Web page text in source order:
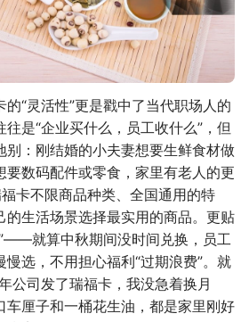
“灵活性”更是戳中了当代职场人的
是“企业买什么，员工收什么”，但
别：刚结婚的小夫妻想要生鲜食材做
要数码配件或零食，家里有老人的更
卡不限商品种类、全国通用的特
的生活场景选择最实用的商品。更贴
就算中秋期间没时间兑换，员工
选，不用担心福利“过期浪费”。就
公司发了瑞福卡，我没急着换月
车厘子和一桶花生油，都是家里刚好